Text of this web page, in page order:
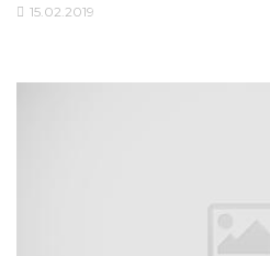
15.02.2019